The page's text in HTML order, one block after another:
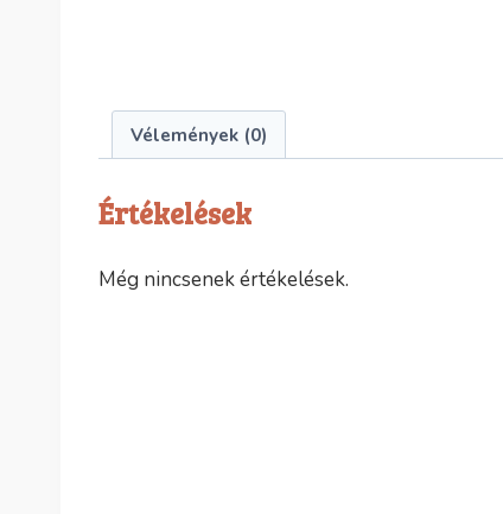
Vélemények (0)
Értékelések
Még nincsenek értékelések.